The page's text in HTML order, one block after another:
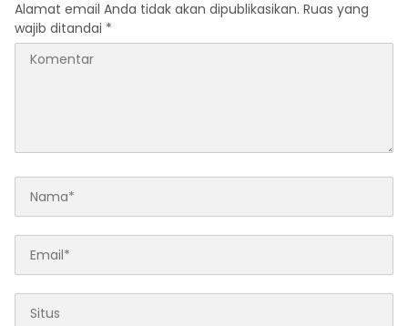
Alamat email Anda tidak akan dipublikasikan. Ruas yang
wajib ditandai *